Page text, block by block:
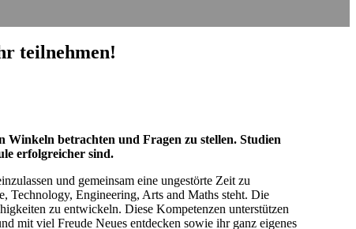
teilnehmen!
Winkeln betrachten und Fragen zu stellen. Studien
erfolgreicher sind.
und gemeinsam eine ungestörte Zeit zu
Technology, Engineering, Arts and Maths steht. Die
zu entwickeln. Diese Kompetenzen unterstützen
mit viel Freude Neues entdecken sowie ihr ganz eigenes